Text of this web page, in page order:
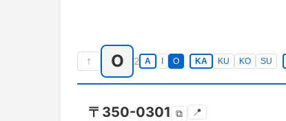
↑ O 2 A O KA KU KO SU
〒 350-0301 ⧉ 📍